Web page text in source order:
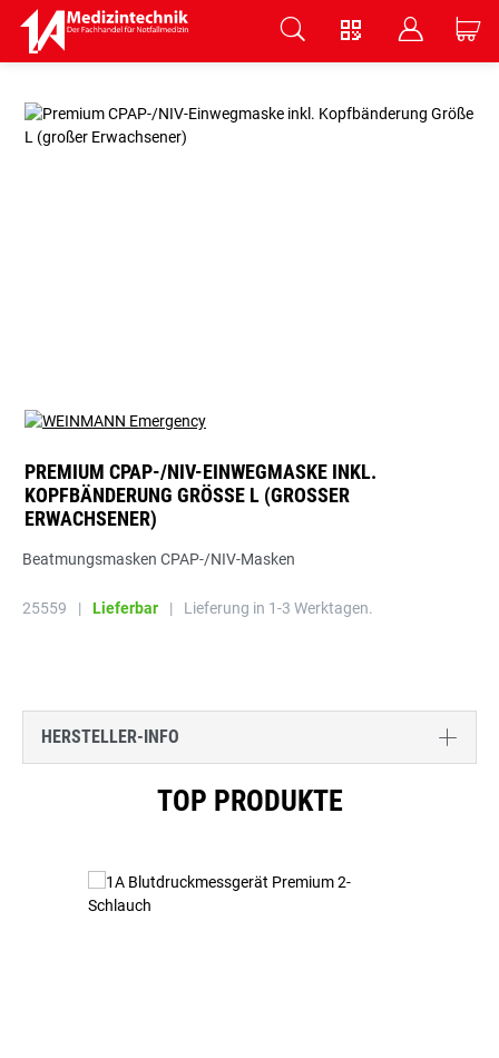
V B C
PREMIUM CPAP-/NIV-EINWEGMASKE INKL.
KOPFBÄNDERUNG GRÖSSE L (GROSSER ER
WACHSENER)
Beatmungsmasken CPAP-/NIV-Masken
25559 | Lieferbar | Lieferung in 1-3 Werktagen.
HERSTELLER-INFO
TOP PRODUKTE